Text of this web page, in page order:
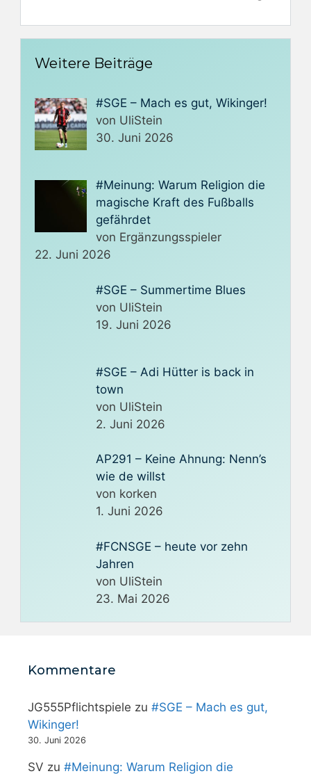
Weitere Beiträge
#SGE – Mach es gut, Wikinger!
von UliStein
30. Juni 2026
#Meinung: Warum Religion die
magische Kraft des Fußballs
gefährdet
von Ergänzungsspieler
22. Juni 2026
#SGE – Summertime Blues
von UliStein
19. Juni 2026
#SGE – Adi Hütter is back in
town
von UliStein
2. Juni 2026
AP291 – Keine Ahnung: Nenn’s
wie de willst
von korken
1. Juni 2026
#FCNSGE – heute vor zehn
Jahren
von UliStein
23. Mai 2026
Kommentare
JG555Pflichtspiele zu #SGE – Mach es gut,
Wikinger!
30. Juni 2026
SV zu #Meinung: Warum Religion die